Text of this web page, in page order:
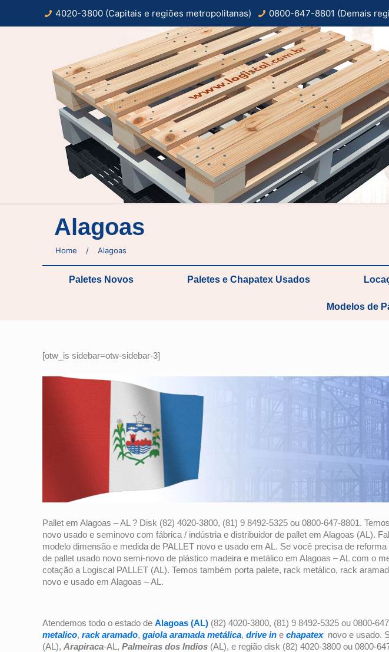
4020-3800 (Capitais e regiões metropolitanas) 0800-647-8801 (Demais
Alagoas
Home / Alagoas
Paletes Novos Paletes e Chapatex Usados
Modelos de
[otw_is sidebar=otw-sidebar-3]
Pallet em Alagoas – AL ? Disk (82) 4020-3800, (81) 9 8492-5325 ou 0800-647-8801.
novo usado e seminovo com fábrica / indústria e distribuidor de pallet em Alagoas (AL).
modelo dimensão e medida de PALLET novo e usado em AL. Se você precisa de
de pallet usado novo semi-novo de plástico madeira e metálico em Alagoas – AL com o
cotação a Logiscal PALLET (AL). Temos também porta palete, rack metálico, rack
novo e usado em Alagoas – AL.
Atendemos todo o estado de Alagoas (AL) (82) 4020-3800, (81) 9 8492-5325 ou 0800-
metalico, rack aramado, gaiola aramada metálica, drive in e chapatexnovo e usado.
(AL), Arapiraca-AL, Palmeiras dos Indios (AL), e região disk (82) 4020-3800 ou 0800-